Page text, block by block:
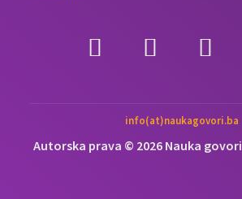
info(at)naukagovori.ba
Autorska prava © 2026 Nauka govori